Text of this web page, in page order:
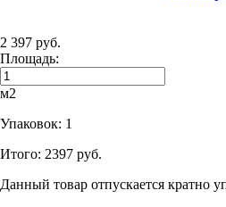
2 397 руб.
Площадь:
м2
Упаковок: 1
Итого: 2397 руб.
Данный товар отпускается кратно